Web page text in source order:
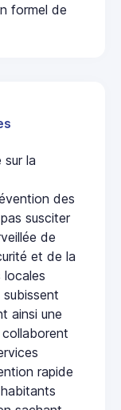
formel de
sur la
des
susciter
de
et de la
locales
ainsi une
rapide